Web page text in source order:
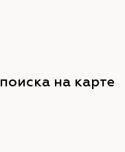
на карте